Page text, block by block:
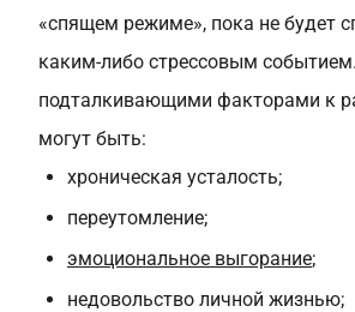
«спящем режиме», пока не будет
каким-либо стрессовым
подталкивающими факторами к
могут быть:
хроническая усталость;
переутомление;
эмоциональное выгорание;
недовольство личной жизнью;